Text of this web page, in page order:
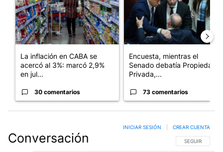
La inflación en CABA se
acercó al 3%: marcó 2,9%
en jul...
30 comentarios
Encuesta, mientras el
Senado debatía Propiedad
Privada,...
73 comentarios
Conversación SIGA ESTA
SEGUIR
INICIAR SESIÓN CREAR CUENTA